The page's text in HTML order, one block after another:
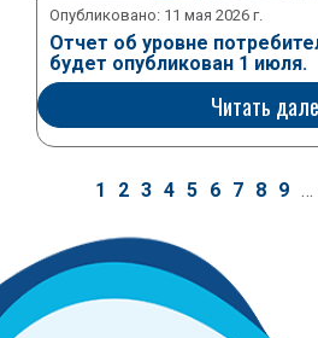
Опубликовано: 11 мая 2026 г.
Отчет об уровне
будет опубликован 1 июля.
Читать
Нумерация
страниц
Текущая
1 кож
2 кож
3 кож
4 кож
5 кож
6 кож
7 кож
8 кож
9 …